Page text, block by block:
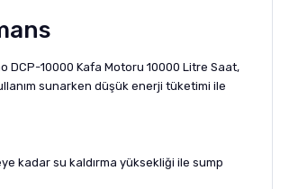
DCP-10000 Kafa Motoru 10000 Litre Saat,
sunarken düşük enerji tüketimi ile
kadar su kaldırma yüksekliği ile sump